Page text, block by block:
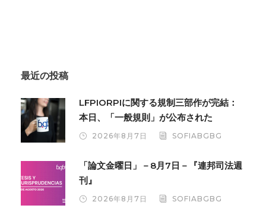
最近の投稿
LFPIORPIに関する規制三部作が完結：
本日、「一般規則」が公布された
2026年8月7日 SOFIABGBG
「論文金曜日」－8月7日－『連邦司法週
刊』
2026年8月7日 SOFIABGBG